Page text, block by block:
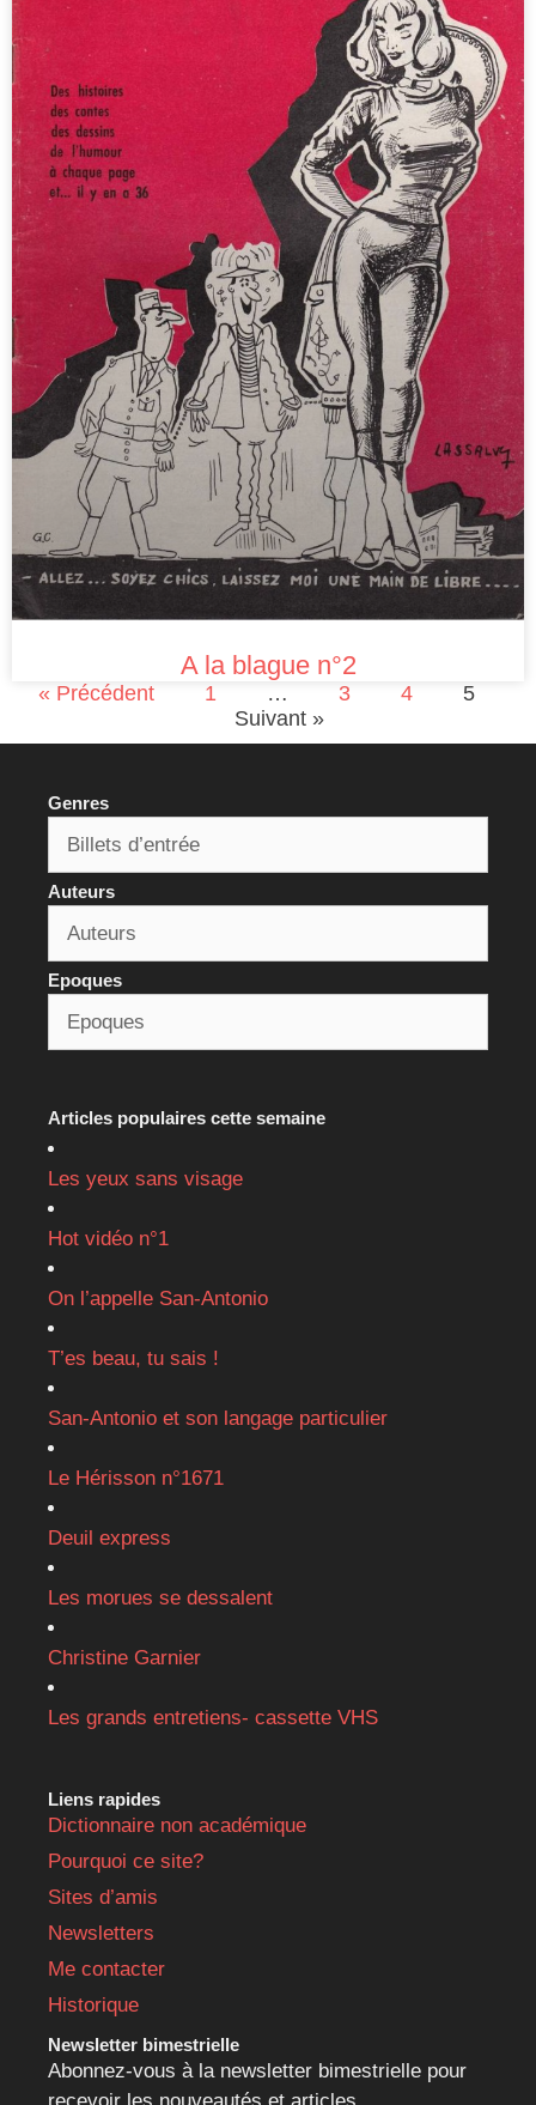
A la blague n°2
« Précédent 1 … 3 4
5
Suivant »
Genres
Auteurs
Epoques
Articles populaires cette semaine
Les yeux sans visage
Hot vidéo n°1
On l’appelle San-Antonio
T’es beau, tu sais !
San-Antonio et son langage particulier
Le Hérisson n°1671
Deuil express
Les morues se dessalent
Christine Garnier
Les grands entretiens- cassette VHS
Liens rapides
Dictionnaire non académique
Pourquoi ce site?
Sites d’amis
Newsletters
Me contacter
Historique
Newsletter bimestrielle
Abonnez-vous à la newsletter bimestrielle pour
recevoir les nouveautés et articles